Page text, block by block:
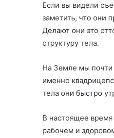
Если вы видели
заметить, что они
Делают они это
структуру тела.
На Земле мы почти
именно
тела они быстро
В настоящее время
рабочем и